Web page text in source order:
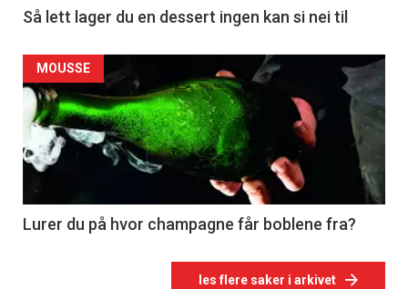
Så lett lager du en dessert ingen kan si nei til
MOUSSE
Lurer du på hvor champagne får boblene fra?
les flere saker i arkivet